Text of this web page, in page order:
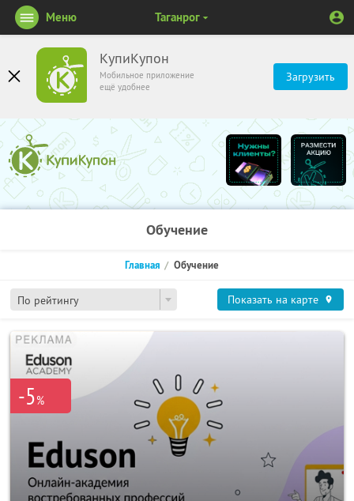
КупиКупон
Мобильное приложение
ещё удобнее
Загрузить
Меню Таганрог
Обучение
По рейтингу
Главная Обучение
Показать на карте
-5%